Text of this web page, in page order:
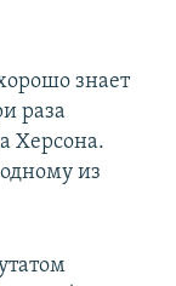
знает
раза
Херсона.
из